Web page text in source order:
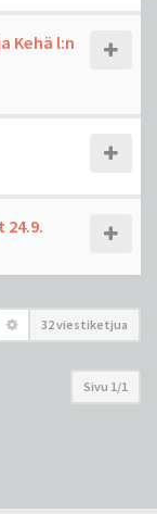
Kehä l:n
32 viestiketjua
Sivu 1/1